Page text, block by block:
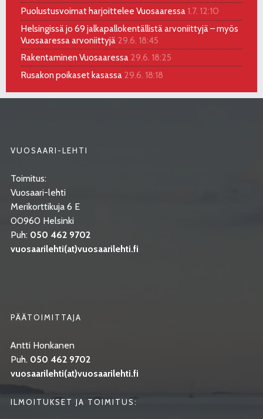
Puolustusvoimat harjoittelee Vuosaaressa 1.7. 12:10
Helsingissä jo 69 jalkapallokentällistä arvoniittyjä – myös
Vuosaaressa arvoniittyjä 29.6. 18:45
Rakentaminen Vuosaaressa 29.6. 18:25
Rusakon poikaset kasassa 29.6. 18:18
VUOSAARI-LEHTI
Toimitus:
Vuosaari-lehti
Merikorttikuja 6 E
00960 Helsinki
Puh: 050 462 9702
vuosaarilehti(at)vuosaarilehti.fi
PÄÄTOIMITTAJA
Antti Honkanen
Puh. 050 462 9702
vuosaarilehti(at)vuosaarilehti.fi
ILMOITUKSET JA TOIMITUS: